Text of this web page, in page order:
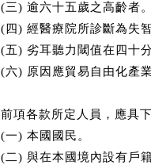
(三) 逾六十五歲之高齡者。
(四) 經醫療院所診斷為失
(五) 劣耳聽力閾值在四十
(六) 原因應貿易自由化產
前項各款所定人員，應具
(一) 本國國民。
(二) 與在本國境內設有戶